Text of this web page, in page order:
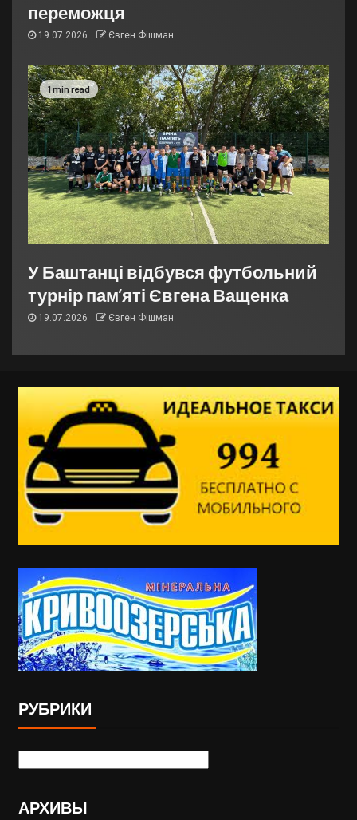
переможця
19.07.2026 Євген Фішман
1 min read
У Баштанці відбувся футбольний
турнір пам’яті Євгена Ващенка
19.07.2026 Євген Фішман
РУБРИКИ
АРХИВЫ